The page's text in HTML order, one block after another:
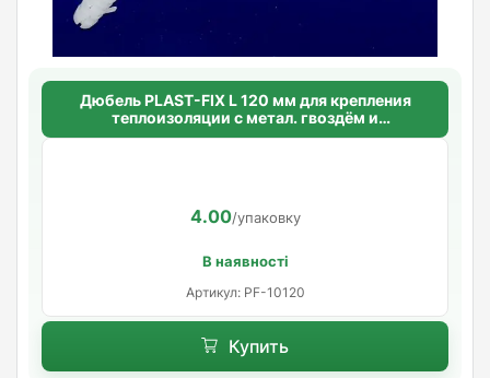
Дюбель PLAST-FIX L 120 мм для крепления
теплоизоляции с метал. гвоздём и
термоголовой
4.00/упаковку
В наявності
Артикул: PF-10120
Купить